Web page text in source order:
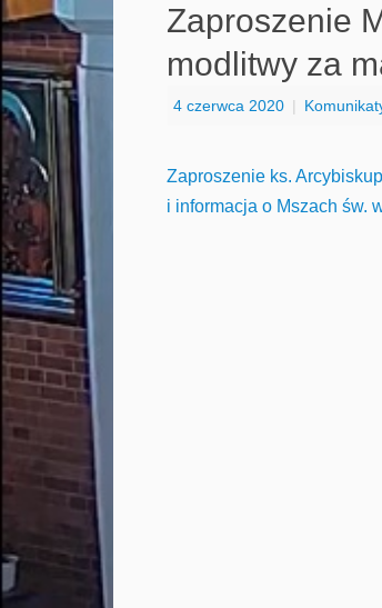
Zaproszenie
modlitwy za
4 czerwca 2020 |
Zaproszenie ks.
i informacja o Mszach św.